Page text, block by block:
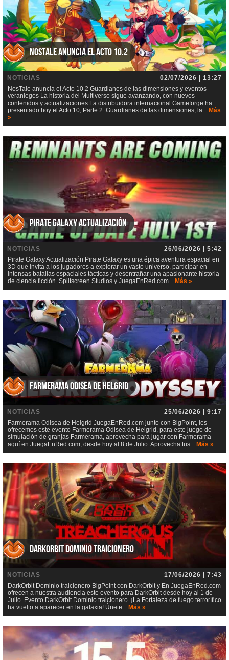
NosTale anuncia el Acto 10.2
NOTICIAS
02/07/2026 | 13:27
NosTale anuncia el Acto 10.2 Guardianes de las dimensiones y eventos
veraniegos La historia del Multiverso sigue avanzando, con nuevos
contenidos y actualizaciones La distribuidora internacional Gameforge ha
presentado hoy el Acto 10, Parte 2: Guardianes de las dimensiones, la... Más
»
Pirate Galaxy Actualización
NOTICIAS
26/06/2026 | 5:42
Pirate Galaxy Actualización Pirate Galaxy es una épica aventura espacial en
3D que invita a los jugadores a explorar un vasto universo, participar en
intensas batallas espaciales tácticas y desentrañar una apasionante historia
de ciencia ficción. Splitscreen Studios y JuegaEnRed.com... Más »
Farmerama Odisea de Helgrid
NOTICIAS
25/06/2026 | 9:17
Farmerama Odisea de Helgrid JuegaEnRed.com junto con BigPoint, les
ofrecemos este evento Farmerama Odisea de Helgrid, para este juego de
simulación de granjas Farmerama, aprovecha para jugar con Farmerama
aquí en JuegaEnRed.com, desde hoy al 8 de Julio. Aprovecha tus... Más »
DarkOrbit Dominio traicionero
NOTICIAS
17/06/2026 | 7:43
DarkOrbit Dominio traicionero BigPoint con DarkOrbit y En JuegaEnRed.com
ofrecen a nuestra audiencia este evento para DarkOrbit desde hoy al 1 de
Julio. Evento DarkOrbit Dominio traicionero. ¡La Fortaleza de fuego terrorífico
ha vuelto a aparecer en la galaxia! Únete... Más »